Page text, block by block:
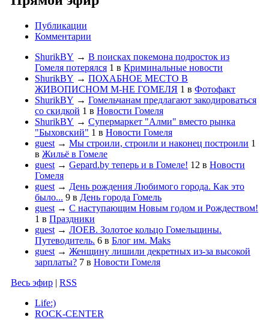
Публикации
Комментарии
ShurikBY → В поисках покемона подросток из
Гомеля потерялся 1 в Криминальные новости
ShurikBY → ПОХАБНОЕ МЕСТО В
ЖИВОПИСНОМ М-НЕ ГОМЕЛЯ 1 в Фотофакт
ShurikBY → Гомельчанам предлагают закодироваться
со скидкой 1 в Новости Гомеля
ShurikBY → Супермаркет "Алми" вместо рынка
"Быховский" 1 в Новости Гомеля
guest → Мы строили, строили и наконец построили 1
в Жильё в Гомеле
guest → Gepard.by теперь и в Гомеле! 12 в Новости
Гомеля
guest → День рождения Любимого города. Как это
было... 9 в День города Гомель
guest → С наступающим Новым годом и Рождеством!
1 в Праздники
guest → ЛОЕВ. Золотое кольцо Гомельщины.
Путеводитель. 6 в Блог им. Maks
guest → Женщину лишили декретных из-за высокой
зарплаты? 7 в Новости Гомеля
Весь эфир | RSS
Life:)
ROCK-CENTER